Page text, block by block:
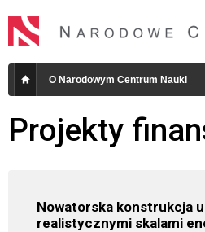
O Narodowym Centrum Nauki
Projekty
Nowatorska konstrukcja
realistycznymi skalami